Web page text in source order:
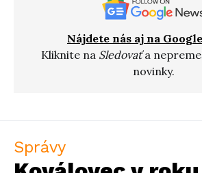
Nájdete nás aj na
Kliknite na Sledovaťa
novinky.
Správy